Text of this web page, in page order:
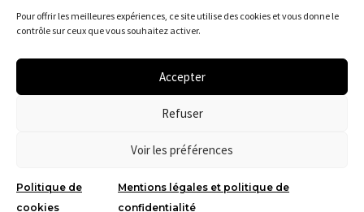
Pour offrir les meilleures expériences, ce site utilise des cookies et vous donne le
contrôle sur ceux que vous souhaitez activer.
Accepter
Refuser
Voir les préférences
Politique de
cookies
Mentions légales et politique de
confidentialité
© De poudres et d'émail 2026
0